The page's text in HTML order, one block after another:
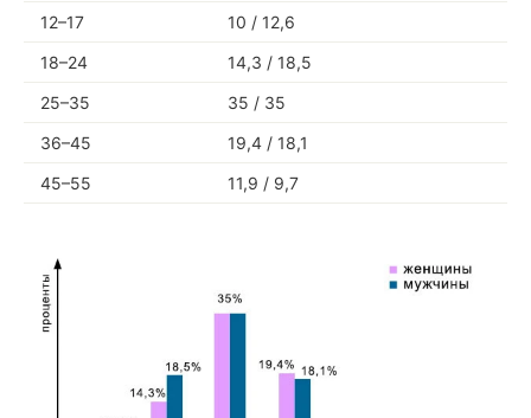
12–17
10 / 12,6
18–24
14,3 / 18,5
25–35
35 / 35
36–45
19,4 / 18,1
45–55
11,9 / 9,7